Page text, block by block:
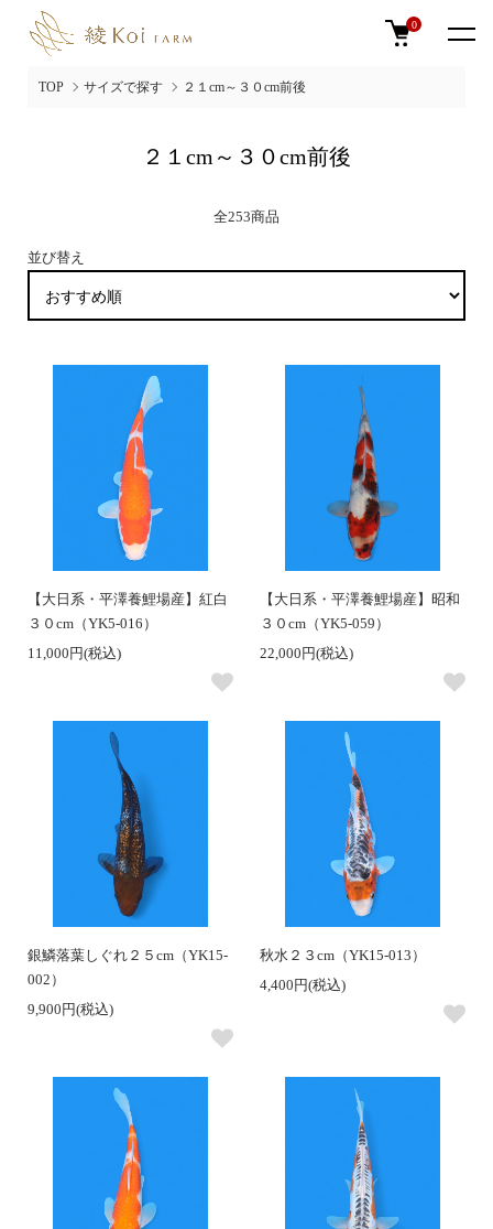
0
TOP サイズで探す ２１cm～３０cm前後
２１cm～３０cm前後
全253商品
並び替え
【大日系・平澤養鯉場産】紅白
３０cm（YK5-016）
11,000円(税込)
【大日系・平澤養鯉場産】昭和
３０cm（YK5-059）
22,000円(税込)
銀鱗落葉しぐれ２５cm（YK15-
002）
9,900円(税込)
秋水２３cm（YK15-013）
4,400円(税込)